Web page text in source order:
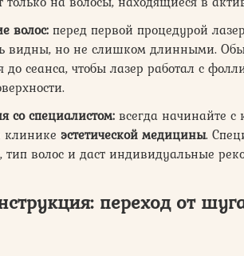
волос: перед первой процедурой
видны, но не слишком длинными.
до сеанса, чтобы лазер работал с
со специалистом: всегда начинайте с
эстетической медицины.
волос и даст индивидуальные
переход от